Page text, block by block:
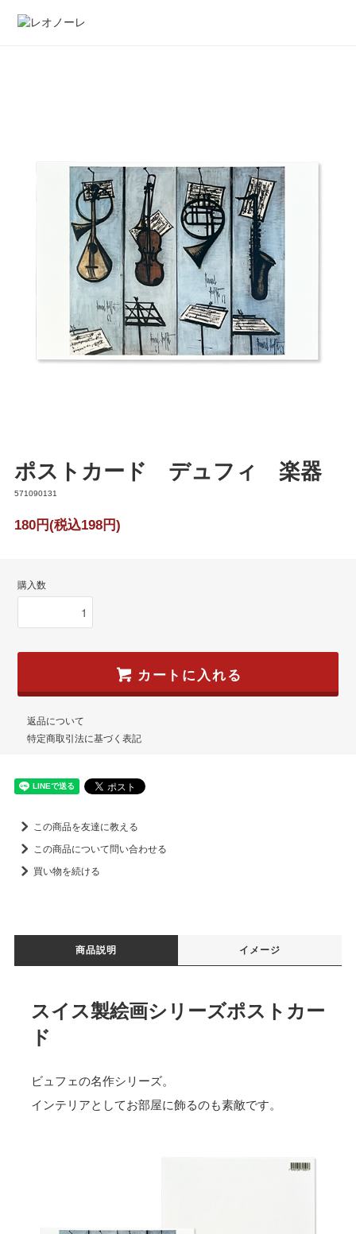
ポストカード デュフィ 楽器
571090131
180円(税込198円)
購入数
カートに入れる
返品について
特定商取引法に基づく表記
この商品を友達に教える
この商品について問い合わせる
買い物を続ける
商品説明 イメージ
スイス製絵画シリーズポストカー
ド
ビュフェの名作シリーズ。
インテリアとしてお部屋に飾るのも素敵です。